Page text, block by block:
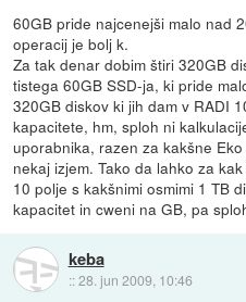
60GB pride najcenejši malo nad
operacij je bolj k.
Za tak denar dobim štiri 320GB
tistega 60GB SSD-ja, ki pride
320GB diskov ki jih dam v RADI
kapacitete, hm, sploh ni
uporabnika, razen za kakšne
nekaj izjem. Tako da lahko za
10 polje s kakšnimi osmimi 1 TB
kapacitet in cweni na GB, pa
keba
::28. jun 2009, 10:46